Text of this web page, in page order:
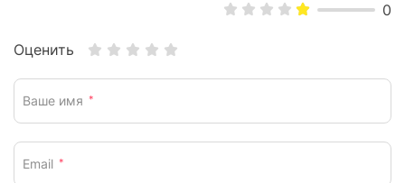
0
Оценить
Ваше имя *
Email *